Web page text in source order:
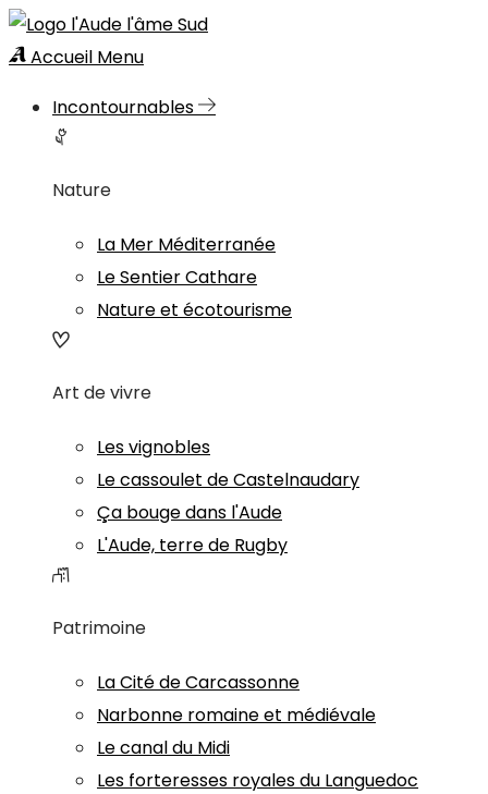
Accueil Menu
Incontournables
Nature
La Mer Méditerranée
Le Sentier Cathare
Nature et écotourisme
Art de vivre
Les vignobles
Le cassoulet de Castelnaudary
Ça bouge dans l'Aude
L'Aude, terre de Rugby
Patrimoine
La Cité de Carcassonne
Narbonne romaine et médiévale
Le canal du Midi
Les forteresses royales du Languedoc